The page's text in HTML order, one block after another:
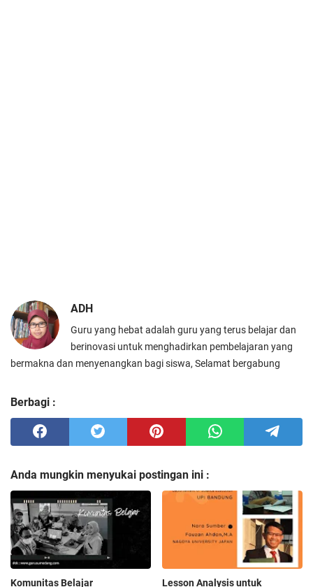
ADH
Guru yang hebat adalah guru yang terus belajar dan
berinovasi untuk menghadirkan pembelajaran yang
bermakna dan menyenangkan bagi siswa, Selamat bergabung
Berbagi :
Anda mungkin menyukai postingan ini :
Komunitas Belajar Lesson Analysis untuk